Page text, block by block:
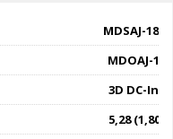
MDSAJ-
MDOAJ-
3D DC-
5,28 (1,80 -